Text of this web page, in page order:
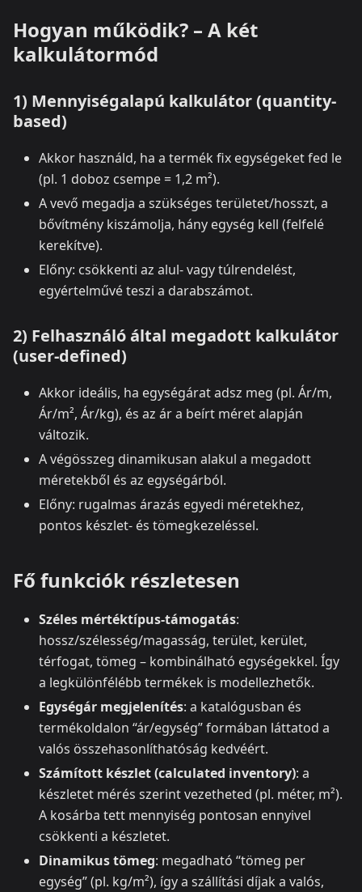
Hogyan működik? – A két
kalkulátormód
1) Mennyiségalapú kalkulátor (quantity-
based)
Akkor használd, ha a termék fix egységeket fed le
(pl. 1 doboz csempe = 1,2 m²).
A vevő megadja a szükséges területet/hosszt, a
bővítmény kiszámolja, hány egység kell (felfelé
kerekítve).
Előny: csökkenti az alul- vagy túlrendelést,
egyértelművé teszi a darabszámot.
2) Felhasználó által megadott kalkulátor
(user-defined)
Akkor ideális, ha egységárat adsz meg (pl. Ár/m,
Ár/m², Ár/kg), és az ár a beírt méret alapján
változik.
A végösszeg dinamikusan alakul a megadott
méretekből és az egységárból.
Előny: rugalmas árazás egyedi méretekhez,
pontos készlet- és tömegkezeléssel.
Fő funkciók részletesen
Széles mértéktípus-támogatás:
hossz/szélesség/magasság, terület, kerület,
térfogat, tömeg – kombinálható egységekkel. Így
a legkülönfélébb termékek is modellezhetők.
Egységár megjelenítés: a katalógusban és
termékoldalon “ár/egység” formában láttatod a
valós összehasonlíthatóság kedvéért.
Számított készlet (calculated inventory): a
készletet mérés szerint vezetheted (pl. méter, m²).
A kosárba tett mennyiség pontosan ennyivel
csökkenti a készletet.
Dinamikus tömeg: megadható “tömeg per
egység” (pl. kg/m²), így a szállítási díjak a valós,